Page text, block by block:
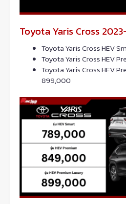
Toyota Yaris Cross
Toyota Yaris Cross HEV
Toyota Yaris Cross HEV
Toyota Yaris Cross HEV
899,000